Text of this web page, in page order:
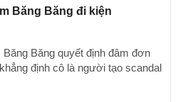
Băng Băng đi kiện
Băng quyết định đâm đơn
định cô là người tạo scandal